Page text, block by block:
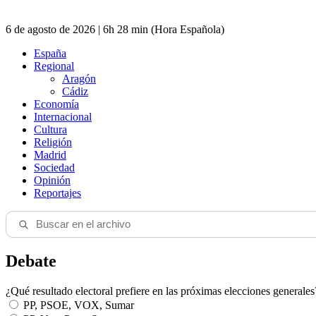
6 de agosto de 2026 | 6h 28 min (Hora Española)
España
Regional
Aragón
Cádiz
Economía
Internacional
Cultura
Religión
Madrid
Sociedad
Opinión
Reportajes
Debate
¿Qué resultado electoral prefiere en las próximas elecciones
PP, PSOE, VOX, Sumar